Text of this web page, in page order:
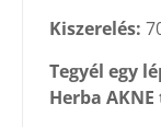
Kiszerelés:
Tegyél egy
Herba